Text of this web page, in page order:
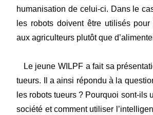
humanisation de celui-ci. Dans le
les robots doivent être utilisés
aux agriculteurs plutôt que
Le jeune WILPF a fait sa
tueurs. Il a ainsi répondu à la
les robots tueurs ? Pourquoi sont-ils
société et comment utiliser